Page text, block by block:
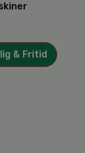
& Fritid